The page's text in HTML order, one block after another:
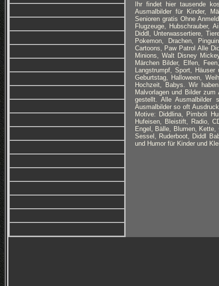
Ihr findet hier tausende
Ausmalbilder für Kinder,
Senioren gratis Ohne
Flugzeuge, Hubschrauber,
Diddl, Unterwassertiere,
Pokemon, Drachen,
Cartoons, Paw Patrol Alle
Minions, Walt Disney
Märchen Bilder, Elfen,
Langstrumpf, Sport,
Geburtstag, Halloween,
Hochzeit, Babys. Wir
Malvorlagen und Bilder
gestellt. Alle Ausmalbilder
Ausmalbilder so oft
Motive: Diddlina, Pimboli
Hufeisen, Bleistift, Radio,
Engel, Bälle, Blumen,
Sessel, Ruderboot, Diddl
und Humor für Kinder und